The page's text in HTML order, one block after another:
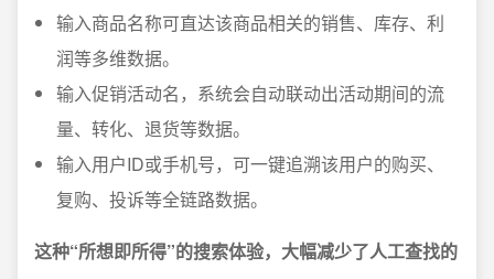
输入商品名称可直达该商品相关的销售、库存、利
润等多维数据。
输入促销活动名，系统会自动联动出活动期间的流
量、转化、退货等数据。
输入用户ID或手机号，可一键追溯该用户的购买、
复购、投诉等全链路数据。
这种“所想即所得”的搜索体验，大幅减少了人工查找的